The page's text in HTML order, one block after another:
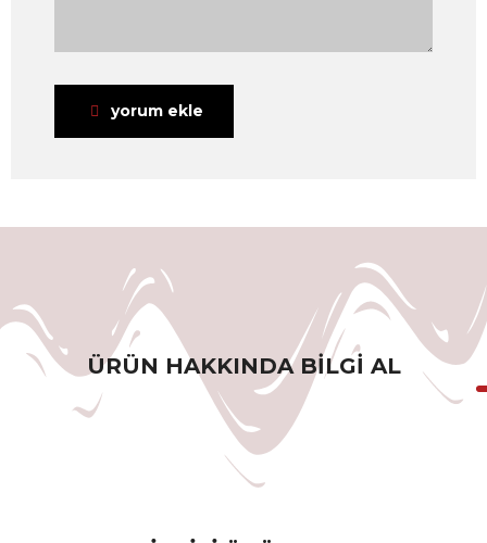
yorum ekle
ÜRÜN HAKKINDA BILGI AL